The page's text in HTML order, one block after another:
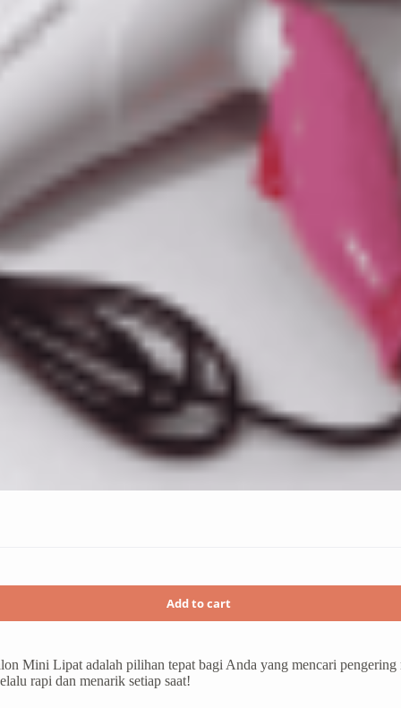
Add to cart
Mini Lipat adalah pilihan tepat bagi Anda yang mencari pengering
rapi dan menarik setiap saat!